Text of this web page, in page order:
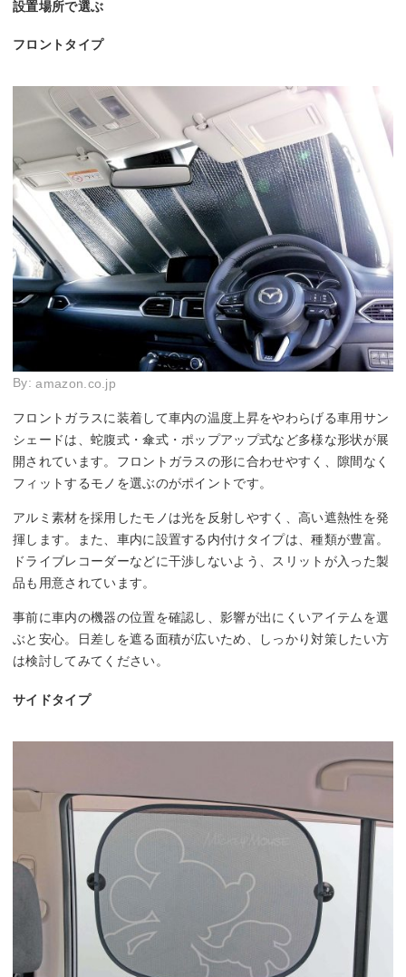
設置場所で選ぶ
フロントタイプ
By:amazon.co.jp
フロントガラスに装着して車内の温度上昇をやわらげる車用サン
シェードは、蛇腹式・傘式・ポップアップ式など多様な形状が展
開されています。フロントガラスの形に合わせやすく、隙間なく
フィットするモノを選ぶのがポイントです。
アルミ素材を採用したモノは光を反射しやすく、高い遮熱性を発
揮します。また、車内に設置する内付けタイプは、種類が豊富。
ドライブレコーダーなどに干渉しないよう、スリットが入った製
品も用意されています。
事前に車内の機器の位置を確認し、影響が出にくいアイテムを選
ぶと安心。日差しを遮る面積が広いため、しっかり対策したい方
は検討してみてください。
サイドタイプ